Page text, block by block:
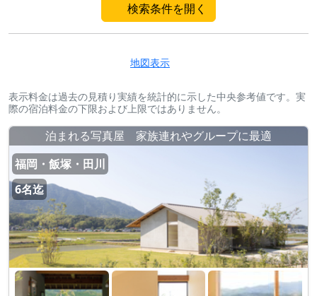
検索条件を開く
地図表示
表示料金は過去の見積り実績を統計的に示した中央参考値です。実
際の宿泊料金の下限および上限ではありません。
泊まれる写真屋 家族連れやグループに最適
福岡・飯塚・田川
6名迄